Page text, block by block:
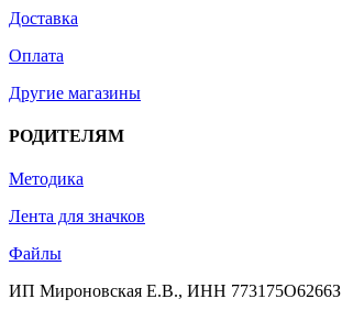
Доставка
Оплата
Другие магазины
РОДИТЕЛЯМ
Методика
Лента для значков
Файлы
ИП Мироновская Е.В., ИНН 773175O6266З